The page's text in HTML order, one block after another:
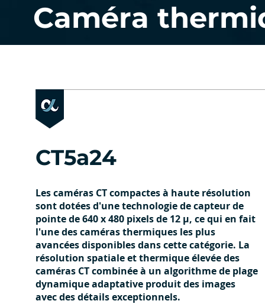
Caméra
CT5a24
Les caméras CT compactes à haute résolution
sont dotées d'une technologie de capteur de
pointe de 640 x 480 pixels de 12 μ, ce qui en fait
l'une des caméras thermiques les plus
avancées disponibles dans cette catégorie. La
résolution spatiale et thermique élevée des
caméras CT combinée à un algorithme de plage
dynamique adaptative produit des images
avec des détails exceptionnels.